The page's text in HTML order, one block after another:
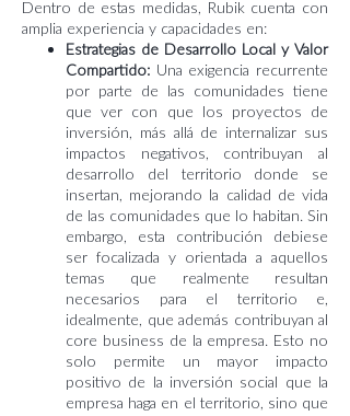
Dentro de estas medidas, Rubik cuenta con
amplia experiencia y capacidades en:
Estrategias de Desarrollo Local y Valor
Compartido: Una exigencia recurrente
por parte de las comunidades tiene
que ver con que los proyectos de
inversión, más allá de internalizar sus
impactos negativos, contribuyan al
desarrollo del territorio donde se
insertan, mejorando la calidad de vida
de las comunidades que lo habitan. Sin
embargo, esta contribución debiese
ser focalizada y orientada a aquellos
temas que realmente resultan
necesarios para el territorio e,
idealmente, que además contribuyan al
core business de la empresa. Esto no
solo permite un mayor impacto
positivo de la inversión social que la
empresa haga en el territorio, sino que